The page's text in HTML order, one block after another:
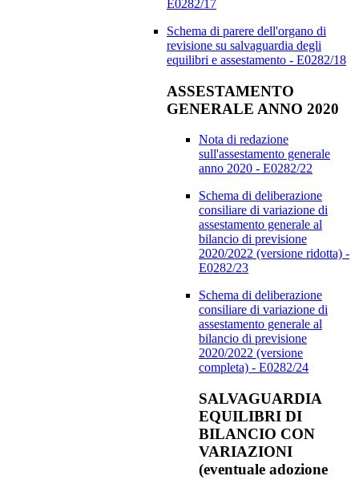
E0282/17
Schema di parere dell'organo di
revisione su salvaguardia degli
equilibri e assestamento - E0282/18
ASSESTAMENTO
GENERALE ANNO 2020
Nota di redazione
sull'assestamento generale
anno 2020 - E0282/22
Schema di deliberazione
consiliare di variazione di
assestamento generale al
bilancio di previsione
2020/2022 (versione ridotta) -
E0282/23
Schema di deliberazione
consiliare di variazione di
assestamento generale al
bilancio di previsione
2020/2022 (versione
completa) - E0282/24
SALVAGUARDIA
EQUILIBRI DI
BILANCIO CON
VARIAZIONI
(eventuale adozione